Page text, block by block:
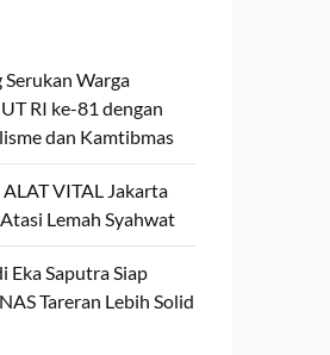
Warga
RI ke-81 dengan
dan Kamtibmas
VITAL Jakarta
Lemah Syahwat
Eka Saputra Siap
Tareran Lebih Solid